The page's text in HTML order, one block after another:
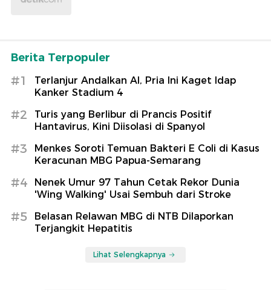
Berita Terpopuler
#1
Terlanjur Andalkan AI, Pria Ini Kaget Idap
Kanker Stadium 4
#2
Turis yang Berlibur di Prancis Positif
Hantavirus, Kini Diisolasi di Spanyol
#3
Menkes Soroti Temuan Bakteri E Coli di Kasus
Keracunan MBG Papua-Semarang
#4
Nenek Umur 97 Tahun Cetak Rekor Dunia
'Wing Walking' Usai Sembuh dari Stroke
#5
Belasan Relawan MBG di NTB Dilaporkan
Terjangkit Hepatitis
Lihat Selengkapnya